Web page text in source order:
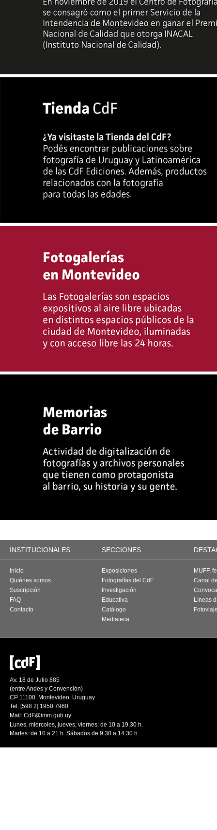
INSTITUCIONALES SECCIONES
Inicio
Quiénes somos
Suscripción
FAQ
Contacto
Exposiciones
Fotografías del CdF
Investigación
Educativa
Catálogo
Mediateca
MUFF,
Canal
Líneas
Av. 18 de Julio 885
(entre Andes y Convención)
CP 11100. Montevideo. Uruguay
Tel: [598 2] 1950 7960
Mail: CdF@imm.gub.uy
Lunes, miércoles, jueves, viernes: de 10 a 19.30 h.
Martes: de 10 a 21 h. Sábados de 9.30 a 14.30 h.